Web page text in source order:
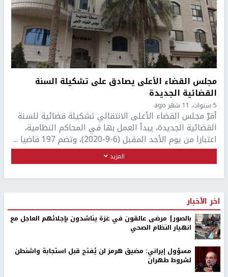
مجلس القضاء الأعلى يصادق على تشكيلة السنة
القضائية الجديدة
5 سنوات، 11 شهر ago
أقرّ مجلس القضاء الأعلى الانتقالي تشكيلة قضائية للسنة
القضائية الجديدة، يبدأ العمل بها في المحاكم النظامية،
اعتبارا من يوم الأحد المقبل (6-9-2020)، وتضم 197 قاضيا ...
المزيد
اخر الأخبار
بالصور| مرضى عالقون في غزة يناشدون بإجلائهم العاجل مع
انهيار النظام الصحي
مسؤول إيراني: مضيق هرمز لن يُفتح قبل استجابة واشنطن
لشروط طهران